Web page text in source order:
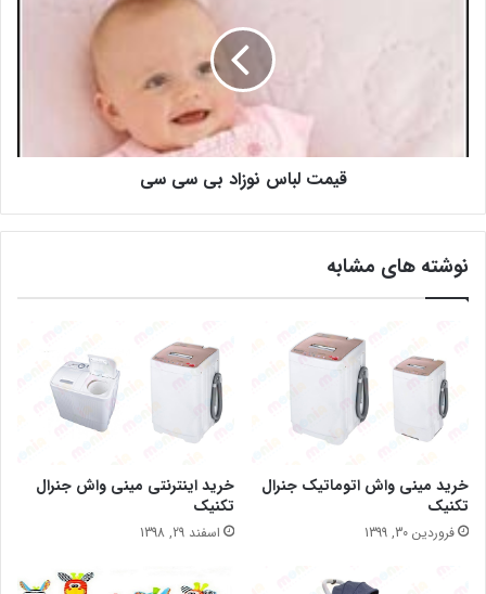
قیمت لباس نوزاد بی سی سی
نوشته های مشابه
خرید مینی واش اتوماتیک جنرال
تکنیک
فروردین 30, 1399
خرید اینترنتی مینی واش جنرال
تکنیک
اسفند 29, 1398